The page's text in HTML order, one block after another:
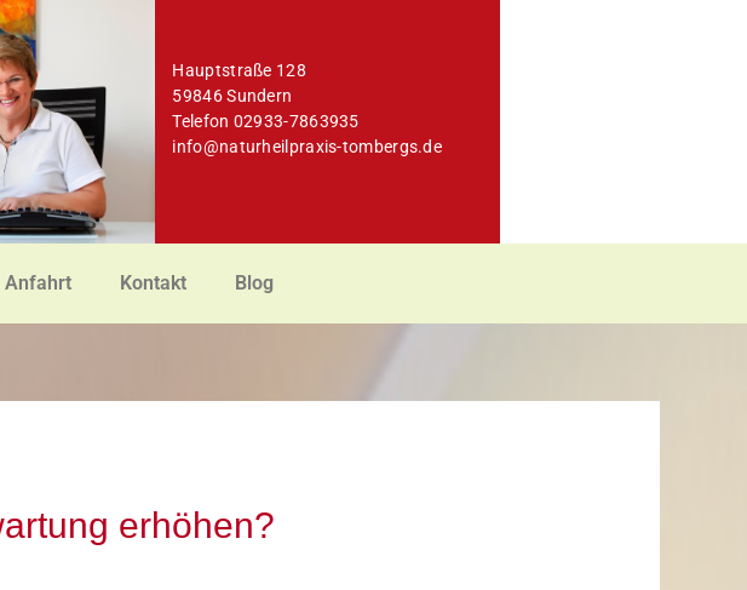
Hauptstraße 128
59846 Sundern
Telefon 02933-7863935
info@naturheilpraxis-tombergs.de
Anfahrt Kontakt Blog
erhöhen?